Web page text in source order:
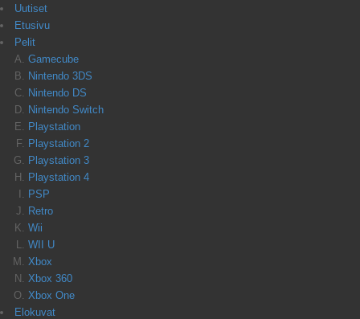
Uutiset
Etusivu
Pelit
Gamecube
Nintendo 3DS
Nintendo DS
Nintendo Switch
Playstation
Playstation 2
Playstation 3
Playstation 4
PSP
Retro
Wii
WII U
Xbox
Xbox 360
Xbox One
Elokuvat